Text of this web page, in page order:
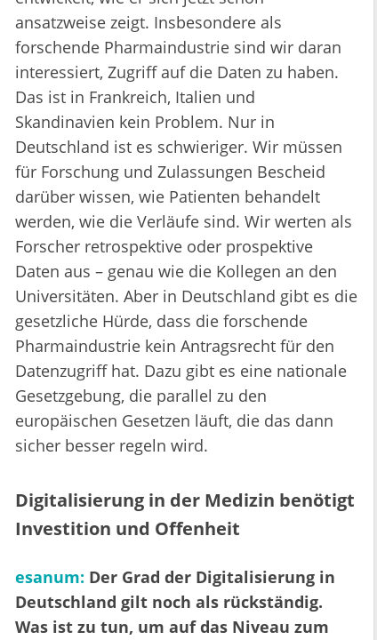
ansatzweise zeigt. Insbesondere als
forschende Pharmaindustrie sind wir daran
interessiert, Zugriff auf die Daten zu haben.
Das ist in Frankreich, Italien und
Skandinavien kein Problem. Nur in
Deutschland ist es schwieriger. Wir müssen
für Forschung und Zulassungen Bescheid
darüber wissen, wie Patienten behandelt
werden, wie die Verläufe sind. Wir werten als
Forscher retrospektive oder prospektive
Daten aus – genau wie die Kollegen an den
Universitäten. Aber in Deutschland gibt es die
gesetzliche Hürde, dass die forschende
Pharmaindustrie kein Antragsrecht für den
Datenzugriff hat. Dazu gibt es eine nationale
Gesetzgebung, die parallel zu den
europäischen Gesetzen läuft, die das dann
sicher besser regeln wird.
Digitalisierung in der Medizin benötigt
Investition und Offenheit
esanum: Der Grad der Digitalisierung in
Deutschland gilt noch als rückständig.
Was ist zu tun, um auf das Niveau zum